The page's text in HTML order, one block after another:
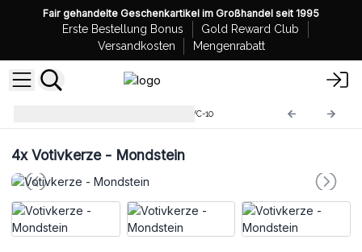
Fair gehandelte Geschenkartikel im Großhandel seit 1995
Erste Bestellung Bonus
Gold Reward Club
Versandkosten
Mengenrabatt
ACVC-10
4xVotivkerze - Mondstein